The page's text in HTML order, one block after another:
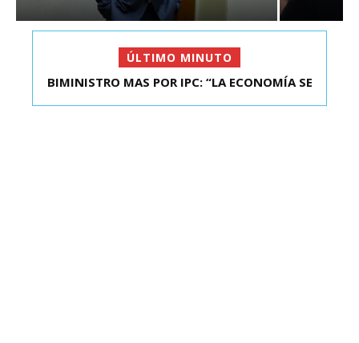
ÚLTIMO MINUTO
KAST SE REUNIÓ CON EL PRESIDENTE ELECTO DE
BIMINISTRO MAS POR IPC: “LA ECONOMÍA SE